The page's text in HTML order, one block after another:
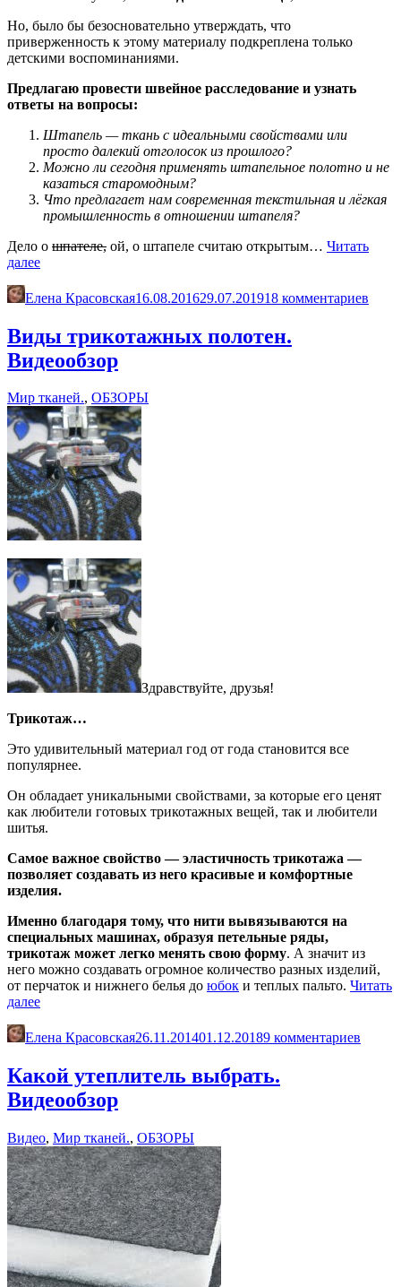
Но, было бы безосновательно утверждать, что
приверженность к этому материалу подкреплена только
детскими воспоминаниями.
Предлагаю провести швейное расследование и узнать
ответы на вопросы:
Штапель — ткань с идеальными свойствами или
просто далекий отголосок из прошлого?
Можно ли сегодня применять штапельное полотно и не
казаться старомодным?
Что предлагает нам современная текстильная и лёгкая
промышленность в отношении штапеля?
Дело о шпателе, ой, о штапеле считаю открытым… Читать
далее«Штапель
это
ткань
идеальными
свойствами
или…?
о
штапеле.»
Елена Красовская16.08.201629.07.201918 комментариев
Виды трикотажных полотен.
Видеообзор
Мир тканей., ОБЗОРЫ
Здравствуйте, друзья!
Трикотаж…
Это удивительный материал год от года становится все
популярнее.
Он обладает уникальными свойствами, за которые его ценят
как любители готовых трикотажных вещей, так и любители
шитья.
Самое важное свойство — эластичность трикотажа —
позволяет создавать из него красивые и комфортные
изделия.
Именно благодаря тому, что нити вывязываются на
специальных машинах, образуя петельные ряды,
трикотаж может легко менять свою форму. А значит из
него можно создавать огромное количество разных изделий,
от перчаток и нижнего белья до юбок и теплых пальто. Читать
далее«Виды
полотен.
Видеообзор»
Елена Красовская26.11.201401.12.20189 комментариев
Какой утеплитель выбрать.
Видеообзор
Видео, Мир тканей., ОБЗОРЫ